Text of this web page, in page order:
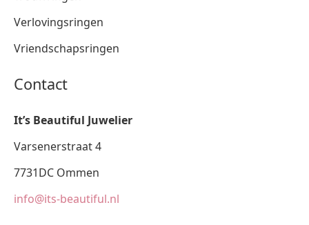
Verlovingsringen
Vriendschapsringen
Contact
It’s Beautiful Juwelier
Varsenerstraat 4
7731DC Ommen
info@its-beautiful.nl